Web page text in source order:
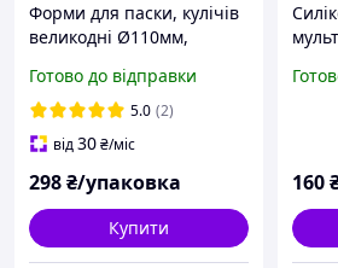
Форми для паски, кулічів
великодні Ø110мм,
випічки пасок паперова з
ангелами одноразова 50
шт/уп
Готово до відправки
5.0 (2)
від30₴/міс
298₴/упаковка
Купити
160